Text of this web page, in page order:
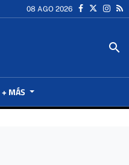
08 AGO 2026
search
+ MÁS